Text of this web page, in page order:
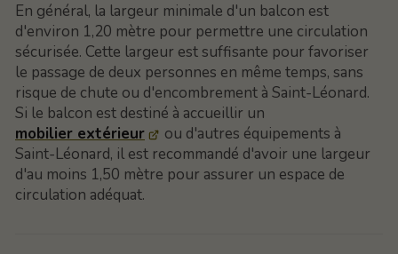
En général, la largeur minimale d'un balcon est
d'environ 1,20 mètre pour permettre une circulation
sécurisée. Cette largeur est suffisante pour favoriser
le passage de deux personnes en même temps, sans
risque de chute ou d'encombrement à Saint-Léonard.
Si le balcon est destiné à accueillir un
mobilier extérieur
ou d'autres équipements à
Saint-Léonard, il est recommandé d'avoir une largeur
d'au moins 1,50 mètre pour assurer un espace de
circulation adéquat.